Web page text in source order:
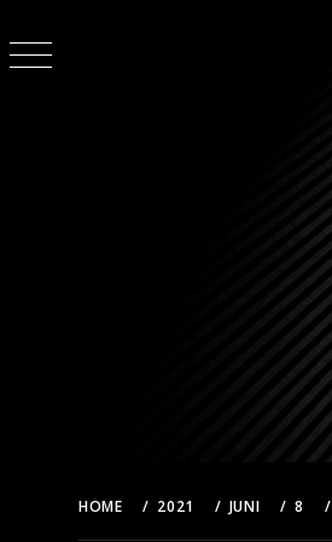
to
content
HOME 2021 JUNI 8